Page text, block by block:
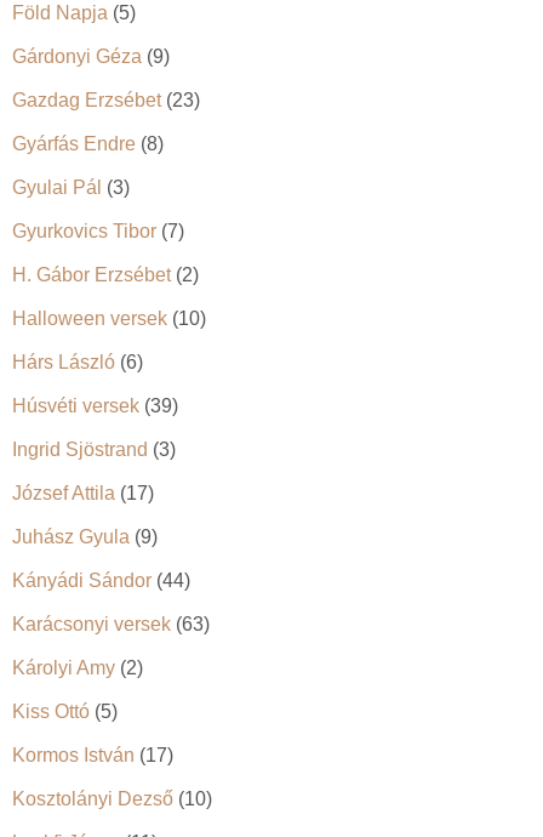
Föld Napja (5)
Gárdonyi Géza (9)
Gazdag Erzsébet(23)
Gyárfás Endre (8)
Gyulai Pál (3)
Gyurkovics Tibor (7)
H. Gábor Erzsébet(2)
Halloween versek (10)
Hárs László (6)
Húsvéti versek (39)
Ingrid Sjöstrand (3)
József Attila (17)
Juhász Gyula (9)
Kányádi Sándor (44)
Karácsonyi versek (63)
Károlyi Amy (2)
Kiss Ottó (5)
Kormos István (17)
Kosztolányi Dezső (10)